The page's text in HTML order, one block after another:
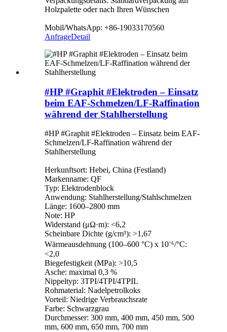
Holzpalette oder nach Ihren Wünschen
Mobil/WhatsApp: +86-19033170560
AnfrageDetail
#HP #Graphit #Elektroden – Einsatz
beim EAF-Schmelzen/LF-Raffination
während der Stahlherstellung
#HP #Graphit #Elektroden – Einsatz beim EAF-
Schmelzen/LF-Raffination während der
Stahlherstellung
Herkunftsort: Hebei, China (Festland)
Markenname: QF
Typ: Elektrodenblock
Anwendung: Stahlherstellung/Stahlschmelzen
Länge: 1600–2800 mm
Note: HP
Widerstand (μΩ·m): <6,2
Scheinbare Dichte (g/cm³): >1,67
Wärmeausdehnung (100–600 °C) x 10⁻⁶/°C:
<2,0
Biegefestigkeit (MPa): >10,5
Asche: maximal 0,3 %
Nippeltyp: 3TPI/4TPI/4TPIL
Rohmaterial: Nadelpetrolkoks
Vorteil: Niedrige Verbrauchsrate
Farbe: Schwarzgrau
Durchmesser: 300 mm, 400 mm, 450 mm, 500
mm, 600 mm, 650 mm, 700 mm